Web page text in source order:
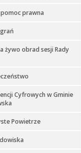
prawna
żywo obrad sesji Rady
Cyfrowych w Gminie
Powietrze